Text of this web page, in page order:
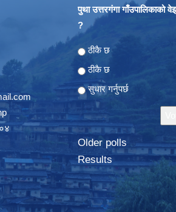
पुथा उत्तरगंगा गाँउपालिकाको
?
Choices
ठीकै छ
ठीकै छ
सुधार गर्नुपर्छ
Older polls
Results